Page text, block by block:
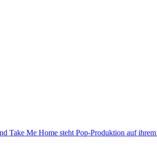
Take Me Home steht Pop-Produktion auf